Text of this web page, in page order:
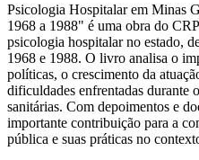
Psicologia Hospitalar em Minas
1968 a 1988" é uma obra do
psicologia hospitalar no estado,
1968 e 1988. O livro analisa o
políticas, o crescimento da
dificuldades enfrentadas durante
sanitárias. Com depoimentos e
importante contribuição para a
pública e suas práticas no